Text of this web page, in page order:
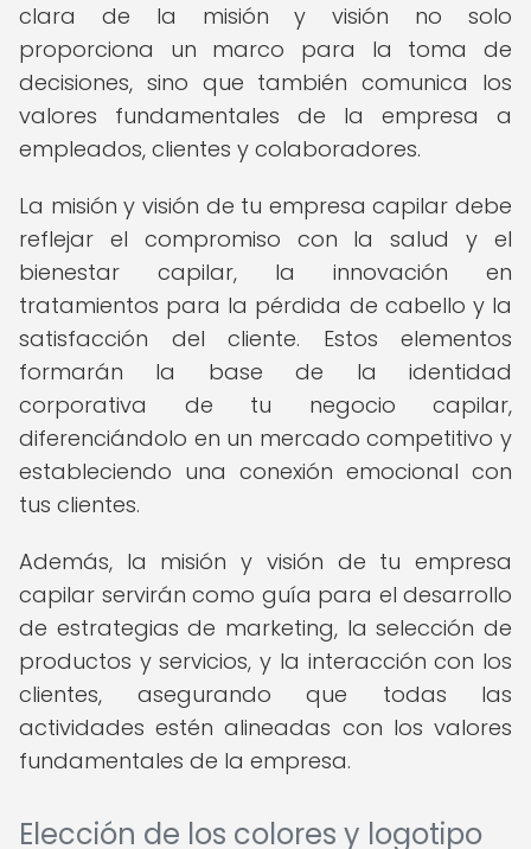
clara de la misión y visión no solo
proporciona un marco para la toma de
decisiones, sino que también comunica los
valores fundamentales de la empresa a
empleados, clientes y colaboradores.
La misión y visión de tu empresa capilar debe
reflejar el compromiso con la salud y el
bienestar capilar, la innovación en
tratamientos para la pérdida de cabello y la
satisfacción del cliente. Estos elementos
formarán la base de la identidad
corporativa de tu negocio capilar,
diferenciándolo en un mercado competitivo y
estableciendo una conexión emocional con
tus clientes.
Además, la misión y visión de tu empresa
capilar servirán como guía para el desarrollo
de estrategias de marketing, la selección de
productos y servicios, y la interacción con los
clientes, asegurando que todas las
actividades estén alineadas con los valores
fundamentales de la empresa.
Elección de los colores y logotipo